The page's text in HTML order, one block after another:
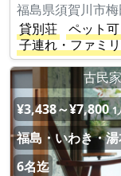
福島県須賀川市
貸別荘
ペット可
子連れ・ファミ
古民
¥3,438～¥7,800 1
福島・いわき・
6名迄